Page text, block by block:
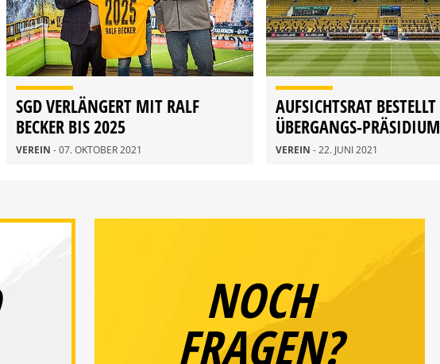
SGD VERLÄNGERT MIT RALF
BECKER BIS 2025
VEREIN - 07. OKTOBER 2021
AUFSICHTSRAT BESTELLT
ÜBERGANGS-PRÄSIDIUM
VEREIN - 22. JUNI 2021
NOCH
FRAGEN?